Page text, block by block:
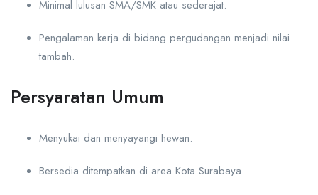
Minimal lulusan SMA/SMK atau sederajat.
Pengalaman kerja di bidang pergudangan menjadi nilai
tambah.
Persyaratan Umum
Menyukai dan menyayangi hewan.
Bersedia ditempatkan di area Kota Surabaya.